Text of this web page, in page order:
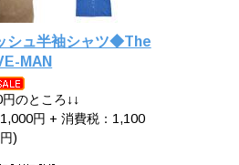
シュ半袖シャツ◆The
MAN
のところ↓↓
円 + 消費税：1,100
円)